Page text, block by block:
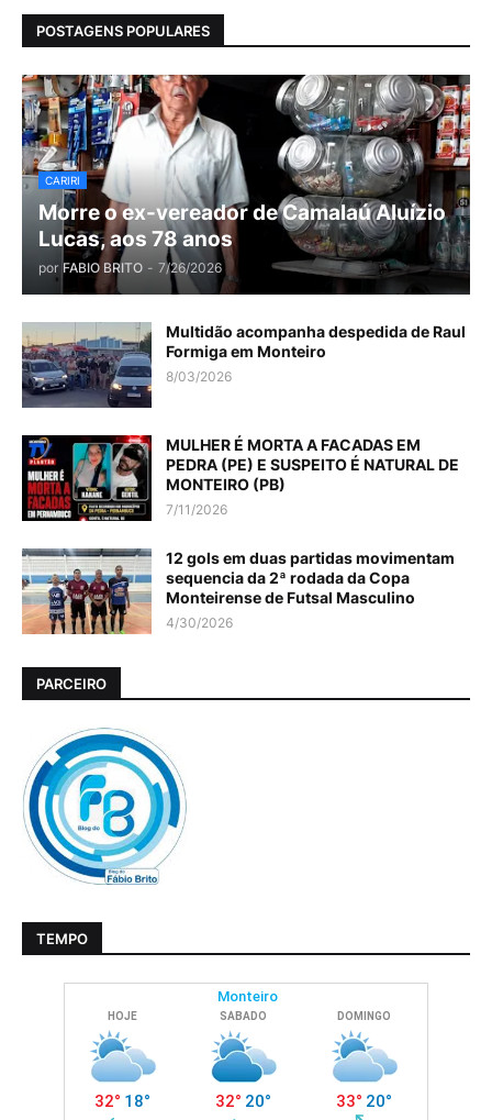
POSTAGENS POPULARES
CARIRI
Morre o ex-vereador de Camalaú Aluízio
Lucas, aos 78 anos
por FABIO BRITO - 7/26/2026
Multidão acompanha despedida de Raul
Formiga em Monteiro
8/03/2026
MULHER É MORTA A FACADAS EM
PEDRA (PE) E SUSPEITO É NATURAL DE
MONTEIRO (PB)
7/11/2026
12 gols em duas partidas movimentam
sequencia da 2ª rodada da Copa
Monteirense de Futsal Masculino
4/30/2026
PARCEIRO
TEMPO